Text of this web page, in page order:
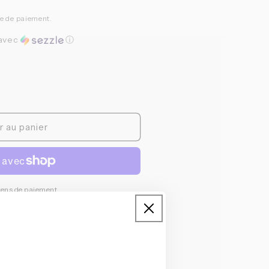
de paiement.
ⓘ
au panier
de paiement